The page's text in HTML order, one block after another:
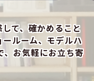
て、確かめること
ルーム、モデルハ
、お気軽にお立ち寄